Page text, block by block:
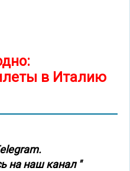
в Италию
на наш канал "